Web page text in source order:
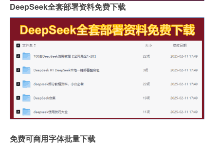
DeepSeek全套部署资料免费下载
免费可商用字体批量下载